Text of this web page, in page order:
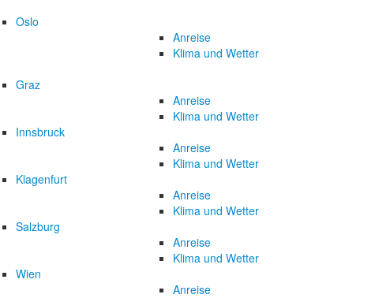
Oslo
Anreise
Klima und Wetter
Graz
Anreise
Klima und Wetter
Innsbruck
Anreise
Klima und Wetter
Klagenfurt
Anreise
Klima und Wetter
Salzburg
Anreise
Klima und Wetter
Wien
Anreise